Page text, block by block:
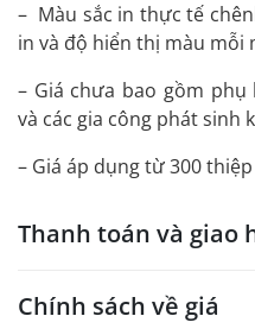
– Màu sắc in thực tế
in và độ hiển thị màu mỗi
– Giá chưa bao gồm
và các gia công phát sinh
– Giá áp dụng từ 300 thiệp
Thanh toán và giao
Chính sách về giá